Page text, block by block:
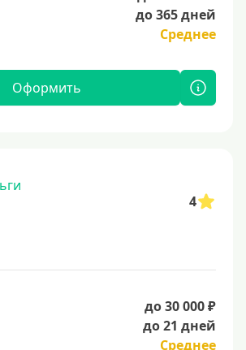
до 365 дней
Среднее
Оформить
4
до 30 000 ₽
до 21 дней
Среднее